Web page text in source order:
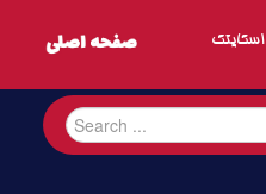
اسکایتک